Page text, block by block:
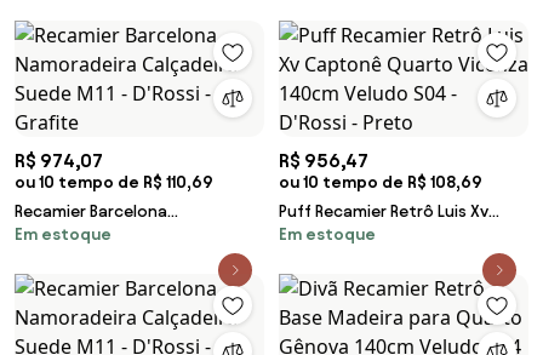
R$ 974,07
ou 10 tempo de R$ 110,69
Recamier Barcelona
Namoradeira Calçadeira Suede
Em estoque
R$ 956,47
ou 10 tempo de R$ 108,69
Puff Recamier Retrô Luis Xv
Captonê Quarto Vicenza
140cm Veludo S04 - D'Rossi -
Preto
Em estoque